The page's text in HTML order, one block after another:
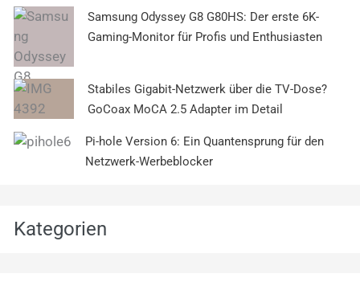
Samsung Odyssey G8 G80HS: Der erste 6K-
Gaming-Monitor für Profis und Enthusiasten
Stabiles Gigabit-Netzwerk über die TV-Dose?
GoCoax MoCA 2.5 Adapter im Detail
Pi-hole Version 6: Ein Quantensprung für den
Netzwerk-Werbeblocker
Kategorien